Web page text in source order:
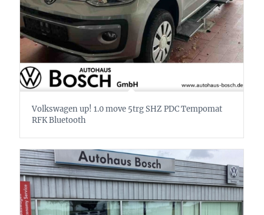
Volkswagen up! 1.0 move 5trg SHZ PDC Tempomat
RFK Bluetooth